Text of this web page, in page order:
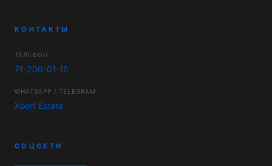
КОНТАКТЫ
ТЕЛЕФОН
71-200-01-16
WHATSAPP / TELEGRAM
Xpert Estate
СОЦСЕТИ